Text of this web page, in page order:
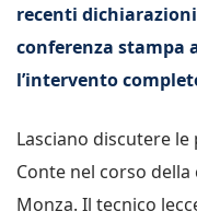
recenti
conferenza stampa
l’intervento
Lasciano discutere
Conte nel corso
Monza. Il tecnico